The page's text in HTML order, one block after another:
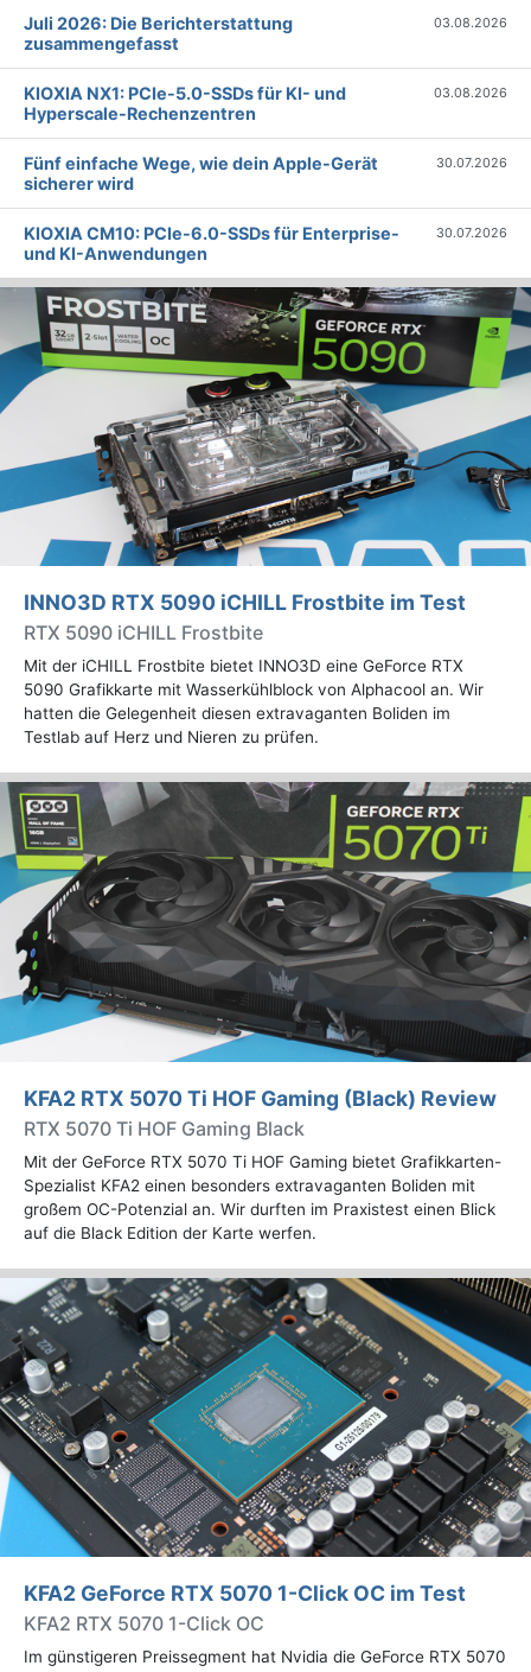
Juli 2026: Die Bericht­erstattung
zusammengefasst
03.08.2026
KIOXIA NX1: PCIe-5.0-SSDs für KI- und
Hyperscale-Rechenzentren
03.08.2026
Fünf einfache Wege, wie dein Apple-Gerät
sicherer wird
30.07.2026
KIOXIA CM10: PCIe-6.0-SSDs für Enterprise-
und KI-Anwendungen
30.07.2026
INNO3D RTX 5090 iCHILL Frostbite im Test
RTX 5090 iCHILL Frostbite
Mit der iCHILL Frostbite bietet INNO3D eine GeForce RTX
5090 Grafikkarte mit Wasserkühlblock von Alphacool an. Wir
hatten die Gelegenheit diesen extravaganten Boliden im
Testlab auf Herz und Nieren zu prüfen.
KFA2 RTX 5070 Ti HOF Gaming (Black) Review
RTX 5070 Ti HOF Gaming Black
Mit der GeForce RTX 5070 Ti HOF Gaming bietet Grafikkarten-
Spezialist KFA2 einen besonders extravaganten Boliden mit
großem OC-Potenzial an. Wir durften im Praxistest einen Blick
auf die Black Edition der Karte werfen.
KFA2 GeForce RTX 5070 1-Click OC im Test
KFA2 RTX 5070 1-Click OC
Im günstigeren Preissegment hat Nvidia die GeForce RTX 5070